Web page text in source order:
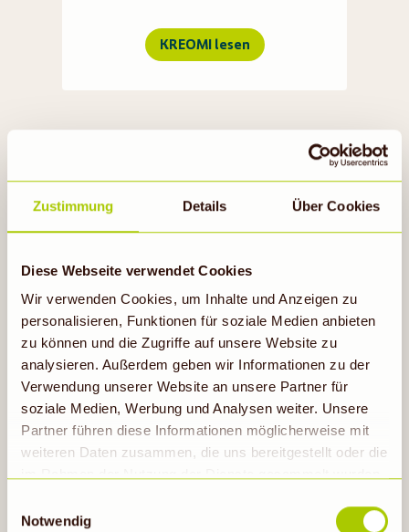
Zustimmung Details Über Cookies
Diese Webseite verwendet Cookies
Wir verwenden Cookies, um Inhalte und Anzeigen zu
personalisieren, Funktionen für soziale Medien anbieten
zu können und die Zugriffe auf unsere Website zu
analysieren. Außerdem geben wir Informationen zu der
Verwendung unserer Website an unsere Partner für
soziale Medien, Werbung und Analysen weiter. Unsere
Partner führen diese Informationen möglicherweise mit
weiteren Daten zusammen, die uns bereitgestellt oder die
erhobenen Daten in den USA durch Google: Unsere
Notwendig
KREOMI lesen
MMH... MILCH!
Wie kommt die Milch von der Kuh in
die Tüte? Finde es heraus!